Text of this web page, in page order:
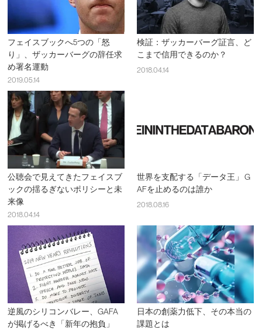
フェイスブックへ5つの「怒
り」、ザッカーバーグの辞任求
め署名運動
2019.05.14
検証：ザッカーバーグ証言、ど
こまで信用できるのか？
2018.04.14
公聴会で見えてきたフェイスブ
ックの揺るぎないポリシーと未
来像
2018.04.14
世界を支配する「データ王」 G
AFを止めるのは誰か
2018.08.16
逆風のシリコンバレー、GAFA
が掲げるべき「新年の抱負」
日本の創薬力低下、その本当の
課題とは